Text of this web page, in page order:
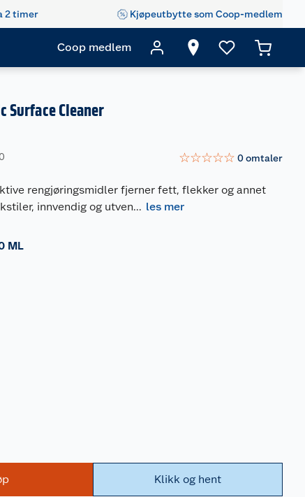
2 timer Kjøpeutbytte som Coop-medlem
Coop medlem
Surface Cleaner
☆☆☆☆☆ 0omtaler
rengjøringsmidler fjerner fett, flekker og annet
innvendig og utven... les mer
ML
Klikk og hent